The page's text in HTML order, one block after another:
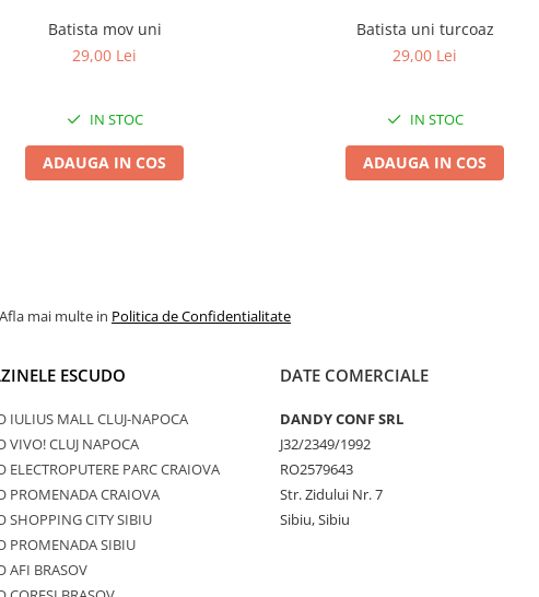
Batista mov uni
29,00 Lei
IN STOC
ADAUGA IN COS
Batista uni turcoaz
29,00 Lei
IN STOC
ADAUGA IN COS
mai multe in Politica de Confidentialitate
ESCUDO
IULIUS MALL CLUJ-NAPOCA
VIVO! CLUJ NAPOCA
ELECTROPUTERE PARC CRAIOVA
PROMENADA CRAIOVA
SHOPPING CITY SIBIU
PROMENADA SIBIU
AFI BRASOV
DATE COMERCIALE
DANDY CONF SRL
J32/2349/1992
RO2579643
Str. Zidului Nr. 7
Sibiu, Sibiu